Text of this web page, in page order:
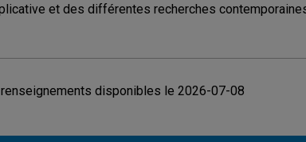
et des différentes recherches
disponibles le 2026-07-08